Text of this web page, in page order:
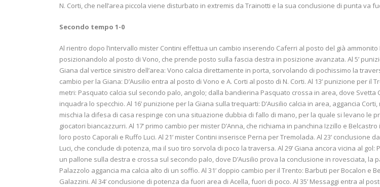
N. Corti, che nell’area piccola viene disturbato in extremis da Trainotti e la sua conclusione di punta va
Secondo tempo 1-0
Al rientro dopo l’intervallo mister Contini effettua un cambio inserendo Caferri al posto del già ammonito
posizionandolo al posto di Vono, che prende posto sulla fascia destra in posizione avanzata. Al 5’
Giana dal vertice sinistro dell’area: Vono calcia direttamente in porta, sorvolando di pochissimo la
cambio per la Giana: D’Ausilio entra al posto di Vono e A. Corti al posto di N. Corti. Al 13’ punizione per il
metri: Pasquato calcia sul secondo palo, angolo; dalla bandierina Pasquato crossa in area, dove Svetta
inquadra lo specchio. Al 16’ punizione per la Giana sulla trequarti: D’Ausilio calcia in area, aggancia Corti,
mischia la difesa di casa respinge con una situazione dubbia di fallo di mano, per la quale si levano le
giocatori biancazzurri. Al 17’ primo cambio per mister D’Anna, che richiama in panchina Izzillo e
loro posto Caporali e Ruffo Luci. Al 21’ mister Contini inserisce Perna per Tremolada. Al 23’ conclusione
Luci, che conclude di potenza, ma il suo tiro sorvola di poco la traversa. Al 29’ Giana ancora vicina al gol:
un pallone sulla destra e crossa sul secondo palo, dove D’Ausilio prova la conclusione in rovesciata, la
Palazzolo aggancia ma calcia alto di un soffio. Al 31’ doppio cambio per il Trento: Barbuti per Bocalon e
Galazzini. Al 34’ conclusione di potenza da fuori area di Acella, fuori di poco. Al 35’ Messaggi entra al